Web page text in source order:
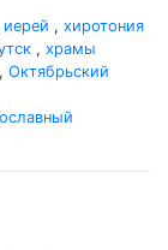
иерей , хиротония
, храмы
, Октябрьский